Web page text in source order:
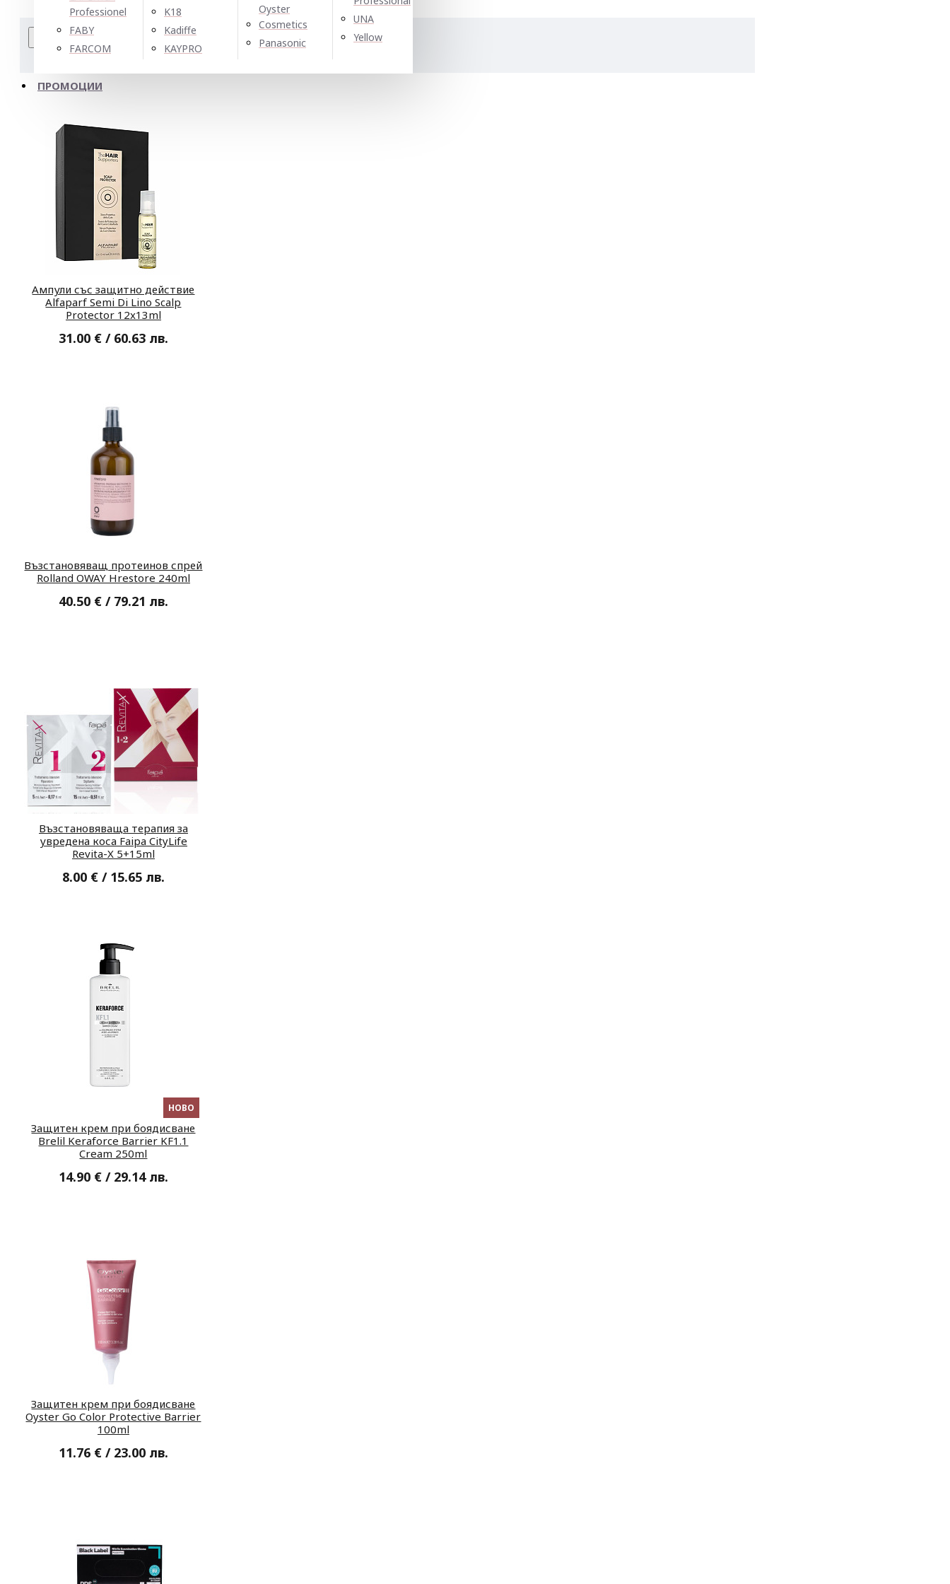
Professionel
FABY
FARCOM
K18
Kadiffe
KAYPRO
Oyster
Cosmetics
Panasonic
UNA
Yellow
ПРОМОЦИИ
Сравнение на продукт
Подреждане по:
Ампули със защитно действие
Alfaparf Semi Di Lino Scalp
Protector 12x13ml
31.00 € / 60.63 лв.
Възстановяващ протеинов спрей
Rolland OWAY Hrestore 240ml
40.50 € / 79.21 лв.
Възстановяваща терапия за
увредена коса Faipa CityLife
Revita-X 5+15ml
8.00 € / 15.65 лв.
НОВО
Защитен крем при боядисване
Brelil Keraforce Bаrriеr KF1.1
Cream 250ml
14.90 € / 29.14 лв.
Защитен крем при боядисване
Oyster Go Color Protective Barrier
100ml
11.76 € / 23.00 лв.